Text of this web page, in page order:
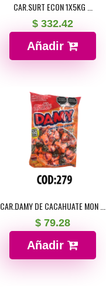
CAR.SURT ECON 1X5KG ...
$ 332.42
Añadir
CAR.DAMY DE CACAHUATE MON ...
$ 79.28
Añadir